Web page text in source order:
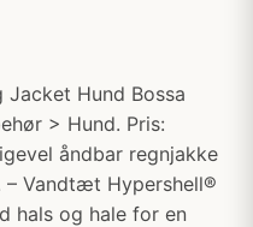
Jacket Hund Bossa
> Hund. Pris:
åndbar regnjakke
Vandtæt Hypershell®
hals og hale for en